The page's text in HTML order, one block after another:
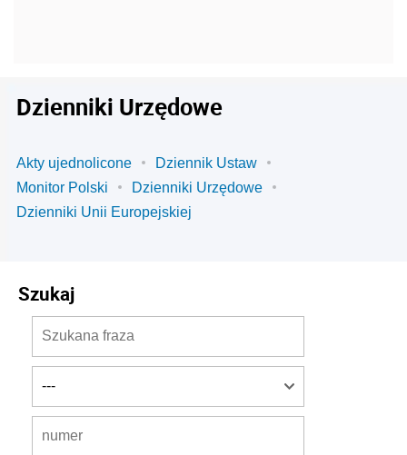
Dzienniki Urzędowe
Akty ujednolicone
Dziennik Ustaw
Monitor Polski
Dzienniki Urzędowe
Dzienniki Unii Europejskiej
Szukaj